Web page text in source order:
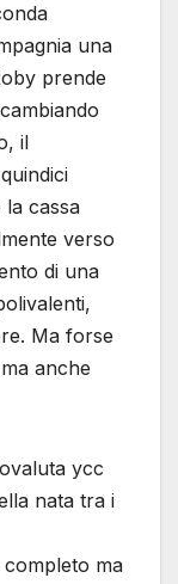
una
prende
il
cassa
verso
di una
Ma forse
anche
ycc
nata tra i
ma